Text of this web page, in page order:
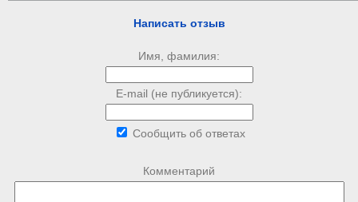
Написать отзыв
Имя, фамилия:
E-mail (не публикуется):
Сообщить об ответах
Комментарий